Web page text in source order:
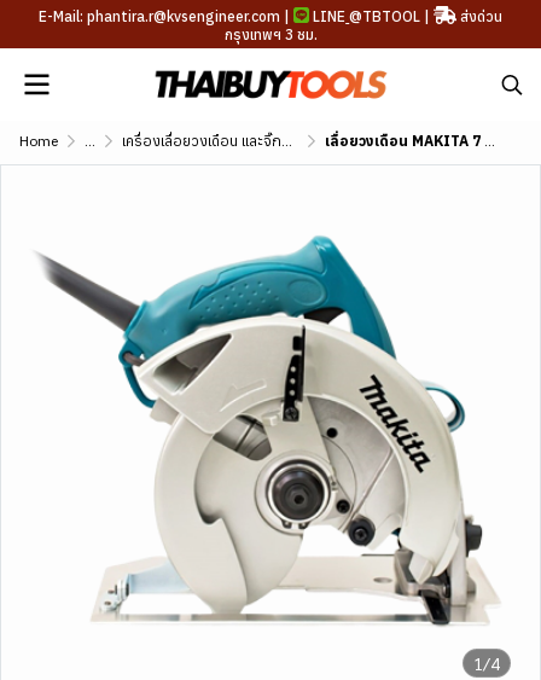
E-Mail: phantira.r@kvsengineer.com | LINE @TBTOOL |
ส่งด่วน
กรุงเทพฯ 3 ชม.
Home ... เครื่องเลื่อยวงเดือน และจิ๊กซอว์ เลื่อยวงเดือน MAKITA 7 นิ้ว รุ่น 5007NF
1/4